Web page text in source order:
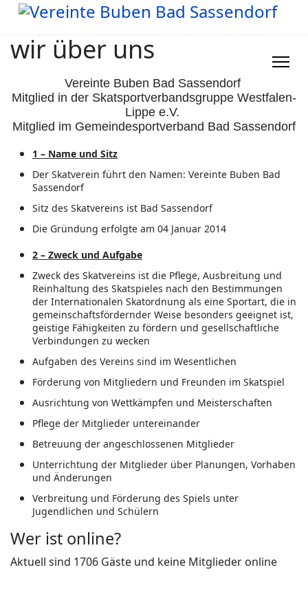
wir über uns
Vereinte Buben Bad Sassendorf
Mitglied in der Skatsportverbandsgruppe Westfalen-
Lippe e.V.
Mitglied im Gemeindesportverband Bad Sassendorf
1 – Name und Sitz
Der Skatverein führt den Namen: Vereinte Buben Bad
Sassendorf
Sitz des Skatvereins ist Bad Sassendorf
Die Gründung erfolgte am 04 Januar 2014
2 – Zweck und Aufgabe
Zweck des Skatvereins ist die Pflege, Ausbreitung und
Reinhaltung des Skatspieles nach den Bestimmungen
der Internationalen Skatordnung als eine Sportart, die in
gemeinschaftsfördernder Weise besonders geeignet ist,
geistige Fähigkeiten zu fördern und gesellschaftliche
Verbindungen zu wecken
Aufgaben des Vereins sind im Wesentlichen
Förderung von Mitgliedern und Freunden im Skatspiel
Ausrichtung von Wettkämpfen und Meisterschaften
Pflege der Mitglieder untereinander
Betreuung der angeschlossenen Mitglieder
Unterrichtung der Mitglieder über Planungen, Vorhaben
und Änderungen
Verbreitung und Förderung des Spiels unter
Jugendlichen und Schülern
Wer ist online?
Aktuell sind 1706 Gäste und keine Mitglieder online